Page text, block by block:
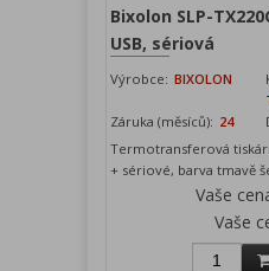
Bixolon SLP-
USB, sériová
Výrobce: BIXOLON
Záruka (měsíců): 24
Termotransferová
+ sériové, barva tmavě
Vaše
Vaše